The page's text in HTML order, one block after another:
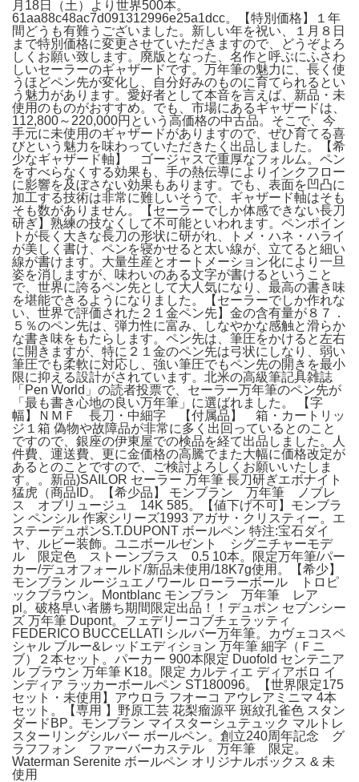
月18日（土）より世界500本。
61aa88c48ac7d091312996e25a1dcc。【特別価格】１年
間どうも有難うございました。新しい年を祝い、１月８日
まで特別価格に変更させていただきますので、どうぞよろ
しくお願い致します。廃版となった、名作と呼ぶにふさわ
しいセーラーのギャザードです。万年筆の魅力に、長く使
うほどペン先が変化し、自分好みのものに育てられるとい
う魅力があります。愛好者として本音を言えば、新品・未
使用のものがおすすめ。でも、市場にあるギャザードは、
112,800～220,000円という高価格の中古品。そこで、今
手元に未使用のギャザードがありますので、ぜひ育てる喜
びという魅力を味わっていただきたく出品しました。【希
少なギャザード軸】 ゴージャスで重厚なフォルム。ペン
をすべらなくする効果も、手の熱伝導によりインクフロー
に影響を及ぼさない効果もあります。でも、表面を凹凸に
加工する技術は非常に難しいそうで、ギャザード軸はそも
そも数がありません。【セーラーでしか体感できない長刀
研ぎ】熟練の技なくして不可能といわれます。ペンポイン
トが長く大きな長刀の形状に研がれ、トメ・ハネ・ハライ
が美しく書け、ペンを寝かせると太い線が、立てると細い
線が書けます。大量生産とオートメーション化により一旦
姿を消しますが、味わいのある文字が書けるということ
で、世界に誇るペン先として大人気になり、最高の書き味
を堪能できるようになりました。【セーラーでしか作れな
い、世界で評価された２１金ペン先】金の含有量が８７．
５％のペン先は、弾力性に富み、しなやかな感触と滑らか
な書き味をもたらします。ペン先は、筆圧をかけると左右
に開きますが、特に２１金のペン先は弓状にしなり、弱い
筆圧でも柔軟に対応し、強い筆圧でもペン先の開きを最小
限に抑える設計がされています。北米の高級筆記具雑誌
「Pen World」の読者投票で、セーラー万年筆のペン先が
「最も書き心地の良い万年筆」に選ばれました。 【字
幅】ＮＭＦ 長刀・中細字 【付属品】 箱・カートリッ
ジ１箱 偽物や故障品が非常に多く出回っているとのこと
ですので、銀座の伊東屋での検品を経て出品しました。人
件費、運送費、更に金価格の高騰でまた大幅に価格改定が
あるとのことですので、ご検討よろしくお願いいたしま
す。。新品)SAILOR セーラー 万年筆 長刀研ぎエボナイト
猛虎（商品ID。【希少品】 モンブラン 万年筆 ノブレ
ス オブリュージュ 14K 585。【値下げ不可】モンブラ
ン ペンシル 作家シリーズ1993 アガサ・クリスティー。エ
ステーデュポンS.T.DUPONT ボールペン 特注:宝石ダイ
ヤ、ルビー装飾。ユニボールゼント シグニチャーモデ
ル 限定色 ストーンブラス 0.5 10本。限定万年筆/パー
カー/デュオフォールド/新品未使用/18K7g使用。【希少】
モンブラン ルージュエノワール ローラーボール トロピ
ックブラウン。Montblanc モンブラン 万年筆 レア
pl。破格早い者勝ち期間限定出品！！デュポン セブンシー
ズ 万年筆 Dupont。フェデリーコブチェラッティ
FEDERICO BUCCELLATI シルバー万年筆。カヴェコスペ
シャル ブルー&レッドエディション 万年筆 細字（Ｆニ
ブ）２本セット。パーカー 900本限定 Duofold センテニア
ル ブラウン 万年筆 K18。限定 カルティエ ディアボロ イ
ンディア ラッカーボールペン ST180096。【世界限定175
セット・未使用】アウロラ フオーコ アウレアミニマ 4本
セット。【専用 】野原工芸 花梨瘤源平 斑紋孔雀色 スタン
ダードBP。モンブラン マイスターシュテュック マルトレ
スターリングシルバー ボールペン。創立240周年記念 グ
ラフフォン ファーバーカステル 万年筆 限定。
Waterman Serenite ボールペン オリジナルボックス & 未
使用